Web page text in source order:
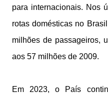
para internacionais. Nos
rotas domésticas no
milhões de passageiros,
aos 57 milhões de 2009.
Em 2023, o País